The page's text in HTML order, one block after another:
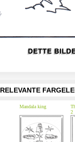
RELEVANTE
Mandala king
2